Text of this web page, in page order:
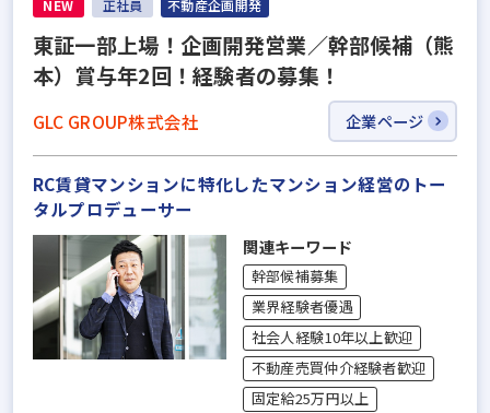
NEW 正社員 不動産企画開発
東証一部上場！企画開発営業／幹部候補（熊
本）賞与年2回！経験者の募集！
GLC GROUP株式会社 企業ページ
RC賃貸マンションに特化したマンション経営のトー
タルプロデューサー
関連キーワード
幹部候補募集
業界経験者優遇
社会人経験10年以上歓迎
不動産売買仲介経験者歓迎
固定給25万円以上